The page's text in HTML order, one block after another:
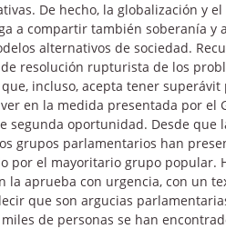
De hecho, la globalización y
a compartir también soberanía y
alternativos de sociedad.
resolución rupturista de los
incluso, acepta tener
en la medida presentada por el
segunda oportunidad. Desde que
grupos parlamentarios han
por el mayoritario grupo popular.
la aprueba con urgencia, con un
que son argucias
de personas se han